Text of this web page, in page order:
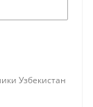
Узбекистан